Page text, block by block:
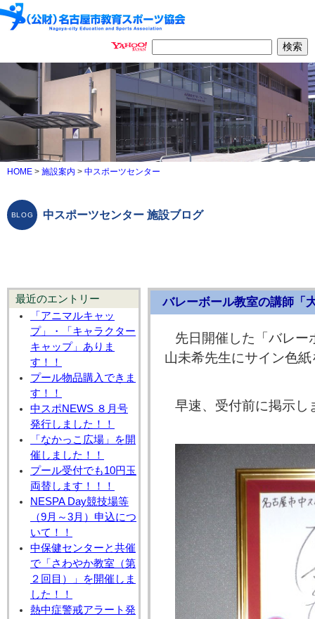
HOME > 施設案内 > 中スポーツセンター
中スポーツセンター 施設ブログ
最近のエントリー
「アニマルキャッ
プ」・「キャラクター
キャップ」ありま
す！！
プール物品購入できま
す！！
中スポNEWS ８月号
発行しました！！
「なかっこ広場」を開
催しました！！
プール受付でも10円玉
両替します！！！
NESPA Day競技場等
（9月～3月）申込につ
いて！！
中保健センターと共催
で「さわやか教室（第
２回目）」を開催しま
した！！
熱中症警戒アラート発
バレーボール教室の講師「
先日開催した「バレー
山未希先生にサイン色
早速、受付前に掲示し